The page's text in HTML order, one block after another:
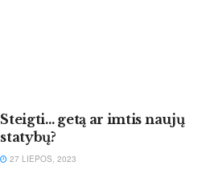
Steigti… getą ar imtis naujų
statybų?
27 LIEPOS, 2023